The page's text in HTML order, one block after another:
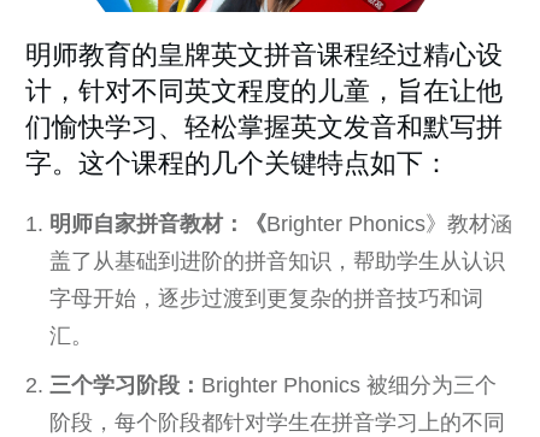
明师教育的皇牌英文拼音课程经过精心设
计，针对不同英文程度的儿童，旨在让他
们愉快学习、轻松掌握英文发音和默写拼
字。这个课程的几个关键特点如下：
明师自家拼音教材：《Brighter Phonics》教材涵
盖了从基础到进阶的拼音知识，帮助学生从认识
字母开始，逐步过渡到更复杂的拼音技巧和词
汇。
三个学习阶段： Brighter Phonics 被细分为三个
阶段，每个阶段都针对学生在拼音学习上的不同